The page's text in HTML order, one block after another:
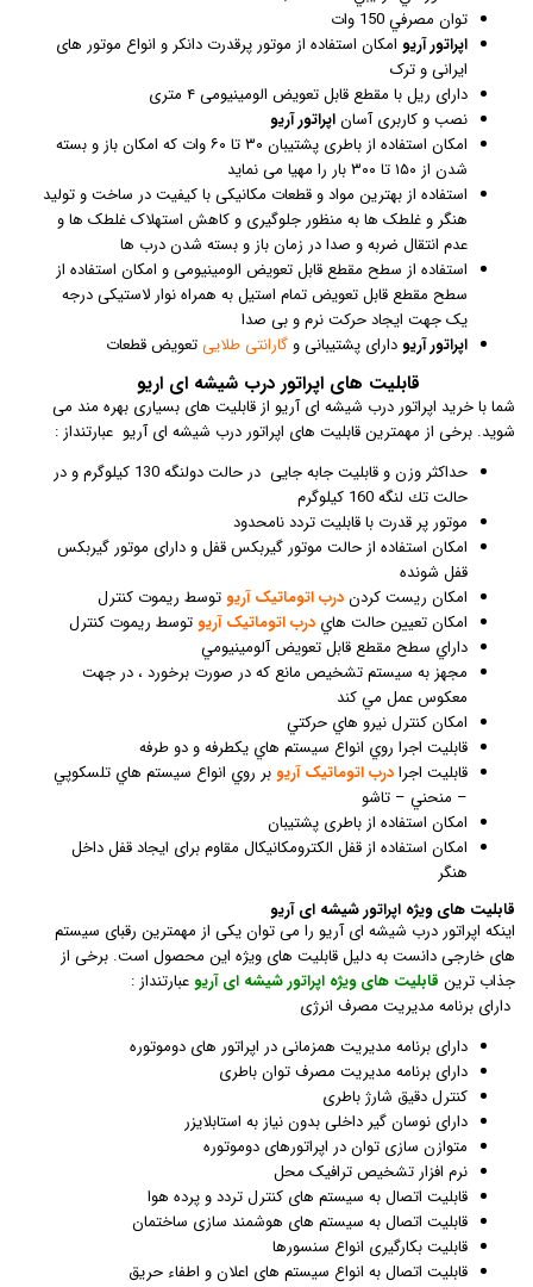
توان مصرفي 150 وات
اپراتور آریو امکان استفاده از موتور پرقدرت دانکر و انواع موتور های
ایرانی و ترک
دارای ریل با مقطع قابل تعویض الومینیومی ۴ متری
نصب و کاربری آساناپراتور آریو
امکان استفاده از باطری پشتیبان ۳۰ تا ۶۰ وات که امکان باز و بسته
شدن از ۱۵۰ تا ۳۰۰ بار را مهیا می نماید
استفاده از بهترین مواد و قطعات مکانیکی با کیفیت در ساخت و تولید
هنگر و غلطک ها به منظور جلوگیری و کاهش استهلاک غلطک ها و
عدم انتقال ضربه و صدا در زمان باز و بسته شدن درب ها
استفاده از سطح مقطع قابل تعویض الومینیومی و امکان استفاده از
سطح مقطع قابل تعویض تمام استیل به همراه نوار لاستیکی درجه
یک جهت ایجاد حرکت نرم و بی صدا
اپراتور آریودارای پشتیبانی وگارانتی طلاییتعویض قطعات
قابلیت های اپراتور درب شیشه ای اریو
شما با خرید اپراتور درب شیشه ای آریو از قابلیت های بسیاری بهره مند می
شوید. برخی از مهمترین قابلیت های اپراتور درب شیشه ای آریو عبارتنداز :
حداكثر وزن و قابلیت جابه جایی در حالت دولنگه 130 كيلوگرم و در
حالت تك لنگه 160 كيلوگرم
موتور پر قدرت با قابلیت تردد نامحدود
امكان استفاده از حالت موتور گيربكس قفل و دارای موتور گیربکس
قفل شونده
امكان ريست كردندرب اتوماتیک آریوتوسط ريموت كنترل
امكان تعيين حالت هاي درب اتوماتیک آریوتوسط ريموت كنترل
داراي سطح مقطع قابل تعويض آلومينيومي
مجهز به سيستم تشخيص مانع كه در صورت برخورد ، در جهت
معكوس عمل مي كند
امكان كنترل نيرو هاي حركتي
قابليت اجرا روي انواع سيستم هاي يكطرفه و دو طرفه
قابليت اجرادرب اتوماتیک آریوبر روي انواع سيستم هاي تلسكوپي
– منحني – تاشو
امکان استفاده از باطری پشتیبان
امکان استفاده از قفل الکترومکانیکال مقاوم برای ایجاد قفل داخل
هنگر
قابلیت های ویژه اپراتور شیشه ای آریو
اینکه اپراتور درب شیشه ای آریو را می توان یکی از مهمترین رقبای سیستم
های خارجی دانست به دلیل قابلیت های ویژه این محصول است. برخی از
جذاب ترین قابلیت های ویژه اپراتور شیشه ای آریوعبارتنداز :
دارای برنامه مدیریت مصرف انرژی
دارای برنامه مدیریت همزمانی در اپراتور های دوموتوره
دارای برنامه مدیریت مصرف توان باطری
کنترل دقیق شارژ باطری
دارای نوسان گیر داخلی بدون نیاز به استابلایزر
متوازن سازی توان در اپراتورهای دوموتوره
نرم افزار تشخیص ترافیک محل
قابلیت اتصال به سیستم های کنترل تردد و پرده هوا
قابلیت اتصال به سیستم های هوشمند سازی ساختمان
قابلیت بکارگیری انواع سنسورها
قابلیت اتصال به انواع سیستم های اعلان و اطفاء حریق